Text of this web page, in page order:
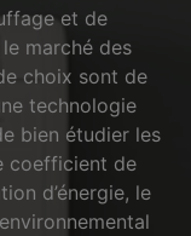
et de
marché des
choix sont de
technologie
bien étudier les
coefficient de
d’énergie, le